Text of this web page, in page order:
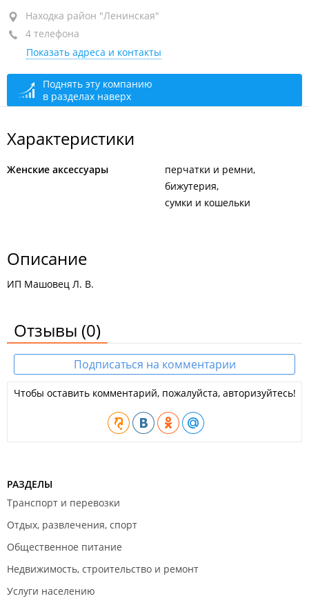
Находка, район "Ленинская", ул. Ленинская, 1
+7 914 321-62-92
+7 914 067-57-89
+7 (4236) 65-58-26
+7 902 505-74-02
Находка район "Ленинская"
4 телефона
Показать адреса и контакты
Поднять эту компанию
в разделах наверх
Характеристики
Женские аксессуары
перчатки и ремни
бижутерия
сумки и кошельки
Описание
ИП Машовец Л. В.
Отзывы (0)
Подписаться на комментарии
Чтобы оставить комментарий, пожалуйста, авторизуйтесь!
РАЗДЕЛЫ
Транспорт и перевозки
Отдых, развлечения, спорт
Общественное питание
Недвижимость, строительство и ремонт
Услуги населению